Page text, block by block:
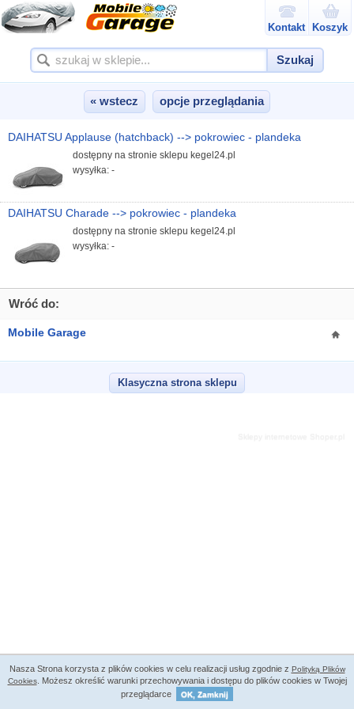
Kontakt Koszyk
Szukaj
« wstecz opcje przeglądania
DAIHATSU Applause (hatchback) --> pokrowiec - plandeka
dostępny na stronie sklepu kegel24.pl
wysyłka: -
DAIHATSU Charade --> pokrowiec - plandeka
dostępny na stronie sklepu kegel24.pl
wysyłka: -
Wróć do:
Mobile Garage
Klasyczna strona sklepu
Nasza Strona korzysta z plików cookies w celu realizacji usług zgodnie z Polityką Plików
Cookies. Możesz określić warunki przechowywania i dostępu do plików cookies w Twojej
przeglądarce
OK, Zamknij